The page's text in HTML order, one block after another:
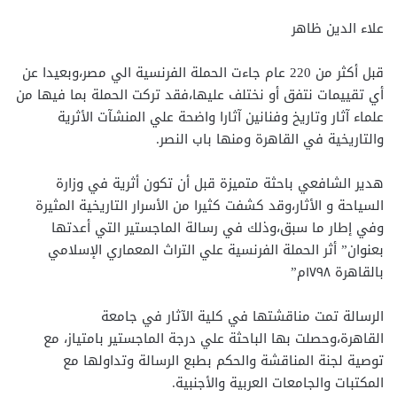
علاء الدين ظاهر
قبل أكثر من 220 عام جاءت الحملة الفرنسية الي مصر،وبعيدا عن
أي تقييمات نتفق أو نختلف عليها،فقد تركت الحملة بما فيها من
علماء آثار وتاريخ وفنانين آثارا واضحة علي المنشآت الأثرية
والتاريخية في القاهرة ومنها باب النصر.
هدير الشافعي باحثة متميزة قبل أن تكون أثرية في وزارة
السياحة و الأثار،وقد كشفت كثيرا من الأسرار التاريخية المثيرة
وفي إطار ما سبق،وذلك في رسالة الماجستير التي أعدتها
بعنوان” أثر الحملة الفرنسية علي التراث المعماري الإسلامي
بالقاهرة ١٧٩٨م”
الرسالة تمت مناقشتها في كلية الآثار في جامعة
القاهرة،وحصلت بها الباحثة علي درجة الماجستير بامتياز، مع
توصية لجنة المناقشة والحكم بطبع الرسالة وتداولها مع
المكتبات والجامعات العربية والأجنبية.